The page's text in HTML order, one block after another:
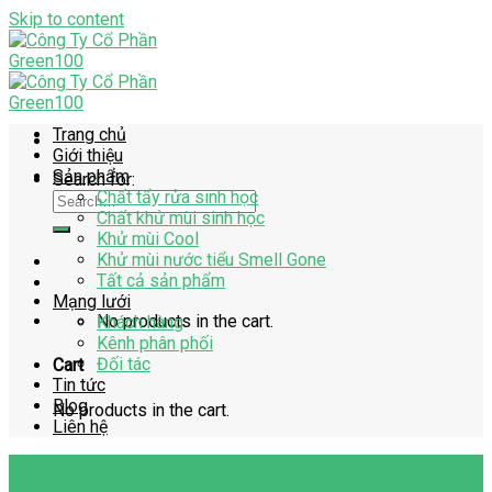
Skip to content
Search for:
No products in the cart.
Cart
No products in the cart.
Trang chủ
Giới thiệu
Sản phẩm
Chất tẩy rửa sinh học
Chất khử mùi sinh học
Khử mùi Cool
Khử mùi nước tiểu Smell Gone
Tất cả sản phẩm
Mạng lưới
Khách hàng
Kênh phân phối
Đối tác
Tin tức
Blog
Liên hệ